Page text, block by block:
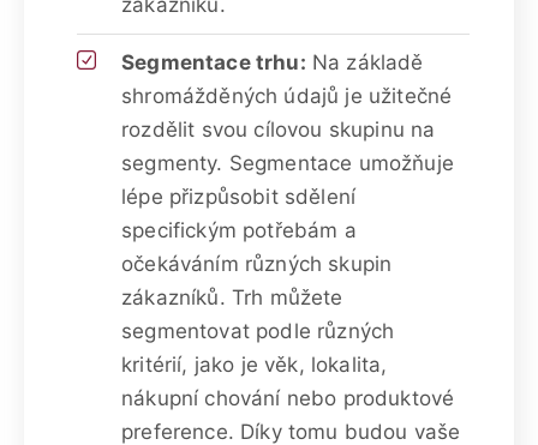
Segmentace trhu: Na základě
shromážděných údajů je užitečné
rozdělit svou cílovou skupinu na
segmenty. Segmentace umožňuje
lépe přizpůsobit sdělení
specifickým potřebám a
očekáváním různých skupin
zákazníků. Trh můžete
segmentovat podle různých
kritérií, jako je věk, lokalita,
nákupní chování nebo produktové
preference. Díky tomu budou vaše